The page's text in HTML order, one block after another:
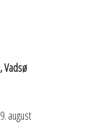
Vadsø
august